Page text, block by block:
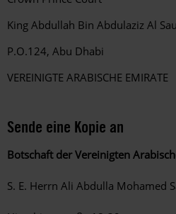
King Abdullah Bin Abdulaziz Al
P.O.124, Abu Dhabi
VEREINIGTE ARABISCHE EMIRATE
Sende eine Kopie an
Botschaft der Vereinigten
S. E. Herrn Ali Abdulla Mohamed